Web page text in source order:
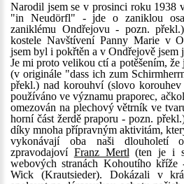
Narodil jsem se v prosinci roku 1938
"in Neudörfl" - jde o zaniklou
zaniklému Ondřejovu - pozn.
kostele Navštívení Panny Marie v
jsem byl i pokřtěn a v Ondřejově jsem
Je mi proto velikou ctí a potěšením,
(v originále "dass ich zum
překl.) nad korouhví (slovo
používáno ve významu praporec,
omezován na plechový větrník ve
horní část žerdě praporu - pozn.
díky mnoha přípravným aktivitám,
vykonávají oba naši dlouholetí
zpravodajoví Franz Mertl (ten je i
webových stranách Kohoutího
Wick (Krautsieder). Dokázali v